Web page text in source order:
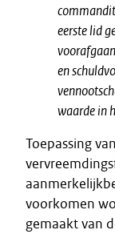
eerste lid
en
waarde in
Toepassing
voorkomen
gemaakt van